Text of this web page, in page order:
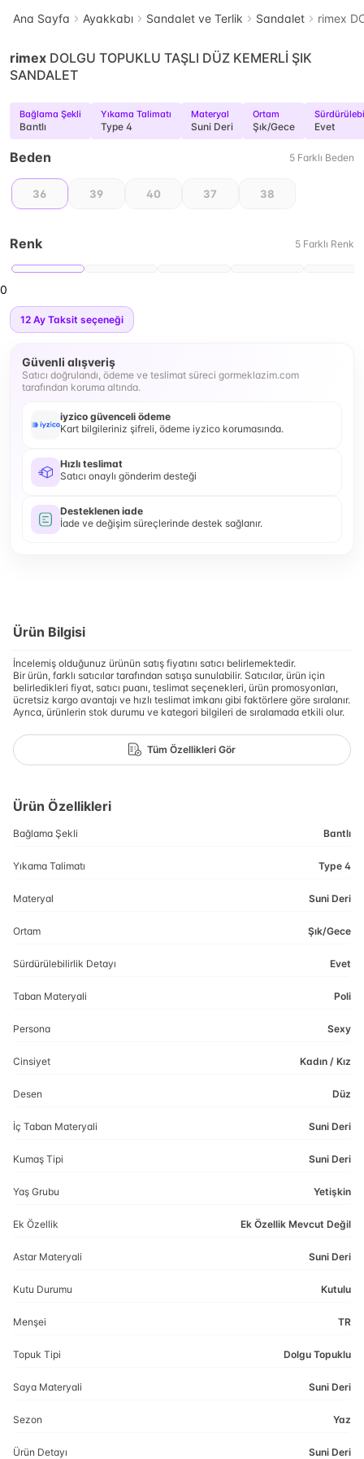
Ana Sayfa Ayakkabı Sandalet ve Terlik Sandalet rimex
rimex DOLGU TOPUKLU TAŞLI DÜZ KEMERLİ ŞIK
SANDALET
Bağlama Şekli
Bantlı
Yıkama Talimatı
Type 4
Materyal
Suni Deri
Ortam
Şık/Gece Evet
Beden 5 Farklı Beden
36 39 40 37 38
Renk 5 Farklı Renk
0
12 Ay Taksit seçeneği
Güvenli alışveriş
Satıcı doğrulandı, ödeme ve teslimat süreci gormeklazim.com
tarafından koruma altında.
iyzico güvenceli ödeme
Kart bilgileriniz şifreli, ödeme iyzico korumasında.
Hızlı teslimat
Satıcı onaylı gönderim desteği
Desteklenen iade
İade ve değişim süreçlerinde destek sağlanır.
Ürün Bilgisi
İncelemiş olduğunuz ürünün satış fiyatını satıcı belirlemektedir.
Bir ürün, farklı satıcılar tarafından satışa sunulabilir. Satıcılar, ürün için
belirledikleri fiyat, satıcı puanı, teslimat seçenekleri, ürün promosyonları,
ücretsiz kargo avantajı ve hızlı teslimat imkanı gibi faktörlere göre sıralanır.
Ayrıca, ürünlerin stok durumu ve kategori bilgileri de sıralamada etkili olur.
Tüm Özellikleri Gör
Ürün Özellikleri
Bağlama Şekli Bantlı
Yıkama Talimatı Type 4
Materyal Suni Deri
Ortam Şık/Gece
Sürdürülebilirlik Detayı Evet
Taban Materyali Poli
Persona Sexy
Cinsiyet Kadın / Kız
Desen Düz
İç Taban Materyali Suni Deri
Kumaş Tipi Suni Deri
Yaş Grubu Yetişkin
Ek Özellik Ek Özellik Mevcut Değil
Astar Materyali Suni Deri
Kutu Durumu Kutulu
Menşei TR
Topuk Tipi Dolgu Topuklu
Saya Materyali Suni Deri
Sezon Yaz
Ürün Detayı Suni Deri